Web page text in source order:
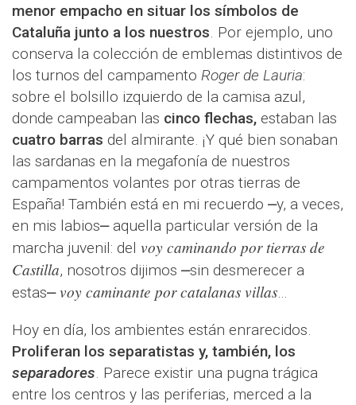
menor empacho en situar los símbolos de
Cataluña junto a los nuestros. Por ejemplo, uno
conserva la colección de emblemas distintivos de
los turnos del campamento Roger de Lauria:
sobre el bolsillo izquierdo de la camisa azul,
donde campeaban las cinco flechas, estaban las
cuatro barras del almirante. ¡Y qué bien sonaban
las sardanas en la megafonía de nuestros
campamentos volantes por otras tierras de
España! También está en mi recuerdo ⎼y, a veces,
en mis labios⎼ aquella particular versión de la
marcha juvenil: del voy caminando por tierras de
Castilla, nosotros dijimos ⎼sin desmerecer a
estas⎼voy caminante por catalanas villas…
Hoy en día, los ambientes están enrarecidos.
Proliferan los separatistas y, también, los
separadores. Parece existir una pugna trágica
entre los centros y las periferias, merced a la